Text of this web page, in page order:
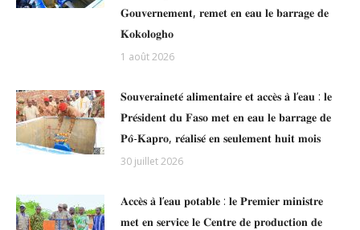
𝐆𝐨𝐮𝐯𝐞𝐫𝐧𝐞𝐦𝐞𝐧𝐭, 𝐫𝐞𝐦𝐞𝐭 𝐞𝐧 𝐞𝐚𝐮 𝐥𝐞 𝐛𝐚𝐫𝐫𝐚𝐠𝐞 𝐝𝐞
𝐊𝐨𝐤𝐨𝐥𝐨𝐠𝐡𝐨
1 août 2026
𝐒𝐨𝐮𝐯𝐞𝐫𝐚𝐢𝐧𝐞𝐭𝐞́ 𝐚𝐥𝐢𝐦𝐞𝐧𝐭𝐚𝐢𝐫𝐞 𝐞𝐭 𝐚𝐜𝐜𝐞̀𝐬 𝐚̀ 𝐥’𝐞𝐚𝐮 : 𝐥𝐞
𝐏𝐫𝐞́𝐬𝐢𝐝𝐞𝐧𝐭 𝐝𝐮 𝐅𝐚𝐬𝐨 𝐦𝐞𝐭 𝐞𝐧 𝐞𝐚𝐮 𝐥𝐞 𝐛𝐚𝐫𝐫𝐚𝐠𝐞 𝐝𝐞
𝐏𝐨̂-𝐊𝐚𝐩𝐫𝐨, 𝐫𝐞́𝐚𝐥𝐢𝐬𝐞́ 𝐞𝐧 𝐬𝐞𝐮𝐥𝐞𝐦𝐞𝐧𝐭 𝐡𝐮𝐢𝐭 𝐦𝐨𝐢𝐬
30 juillet 2026
𝐀𝐜𝐜𝐞̀𝐬 𝐚̀ 𝐥’𝐞𝐚𝐮 𝐩𝐨𝐭𝐚𝐛𝐥𝐞 : 𝐥𝐞 𝐏𝐫𝐞𝐦𝐢𝐞𝐫 𝐦𝐢𝐧𝐢𝐬𝐭𝐫𝐞
𝐦𝐞𝐭 𝐞𝐧 𝐬𝐞𝐫𝐯𝐢𝐜𝐞 𝐥𝐞 𝐂𝐞𝐧𝐭𝐫𝐞 𝐝𝐞 𝐩𝐫𝐨𝐝𝐮𝐜𝐭𝐢𝐨𝐧 𝐝𝐞